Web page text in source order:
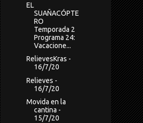
EL
SUAÑACÓPTE
RO
Temporada 2
Programa 24:
Vacacione...
RelievesKras -
16/7/20
Relieves -
16/7/20
Movida en la
cantina -
15/7/20